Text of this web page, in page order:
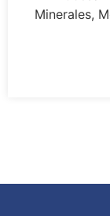
Minerales,